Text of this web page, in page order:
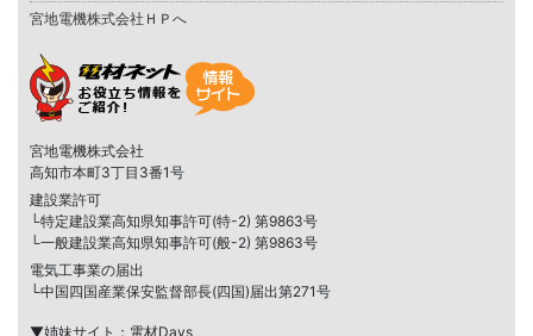
宮地電機株式会社ＨＰへ
宮地電機株式会社
高知市本町3丁目3番1号
建設業許可
└特定建設業高知県知事許可(特-2) 第9863号
└一般建設業高知県知事許可(般-2) 第9863号
電気工事業の届出
└中国四国産業保安監督部長(四国)届出第271号
▼姉妹サイト：電材Days